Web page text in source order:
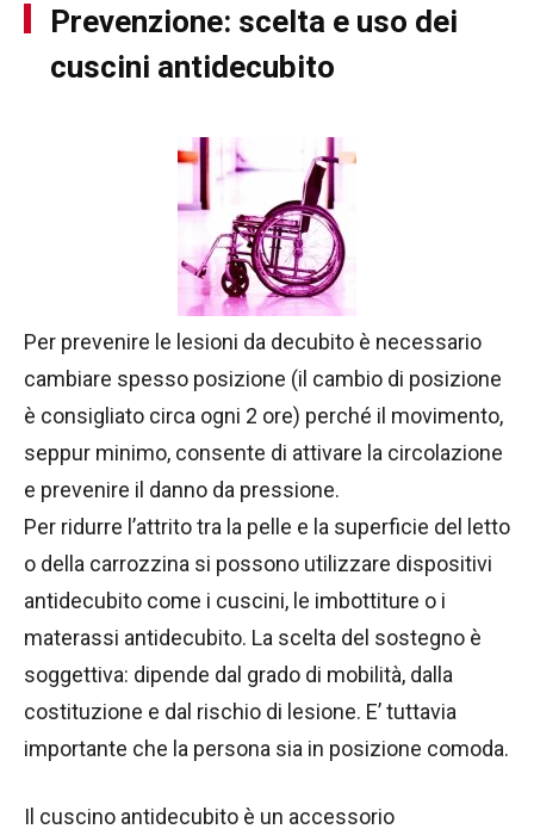
Prevenzione: scelta e uso dei
cuscini antidecubito
Per prevenire le lesioni da decubito è necessario
cambiare spesso posizione (il cambio di posizione
è consigliato circa ogni 2 ore) perché il movimento,
seppur minimo, consente di attivare la circolazione
e prevenire il danno da pressione.
Per ridurre l’attrito tra la pelle e la superficie del letto
o della carrozzina si possono utilizzare dispositivi
antidecubito come i cuscini, le imbottiture o i
materassi antidecubito. La scelta del sostegno è
soggettiva: dipende dal grado di mobilità, dalla
costituzione e dal rischio di lesione. E’ tuttavia
importante che la persona sia in posizione comoda.
Il cuscino antidecubito è un accessorio